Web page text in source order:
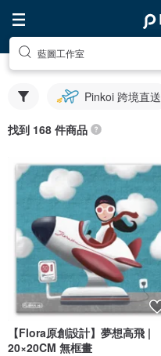
藍圖工作室
Pinkoi 跨境直送
找到 168 件商品
【Flora原創設計】夢想高飛 |
20×20CM 無框畫